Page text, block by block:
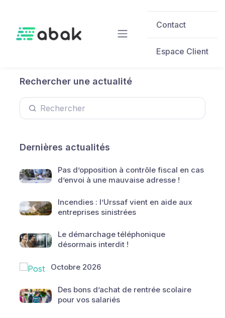
Contact
Espace Client
Rechercher une actualité
Dernières actualités
Pas d’opposition à contrôle fiscal en cas
d’envoi à une mauvaise adresse !
Incendies : l’Urssaf vient en aide aux
entreprises sinistrées
Le démarchage téléphonique
désormais interdit !
Octobre 2026
Des bons d’achat de rentrée scolaire
pour vos salariés